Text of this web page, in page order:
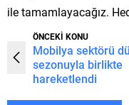
ile tamamlayacağız.
ÖNCEKİ KONU
Mobilya sektörü
sezonuyla birlikte
hareketlendi